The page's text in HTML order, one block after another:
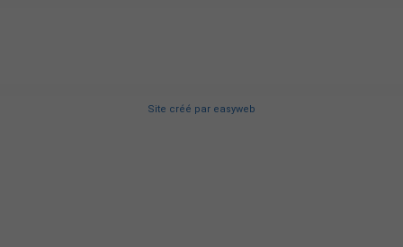
Site créé par easyweb